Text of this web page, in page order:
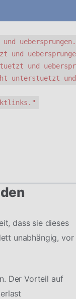
und
und
dass sie dieses
unabhängig, vor
Der Vorteil auf